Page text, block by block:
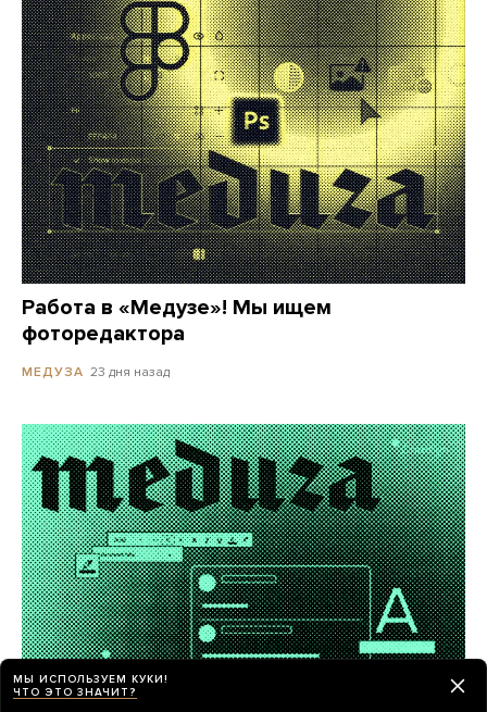
Работа в «Медузе»! Мы ищем
фоторедактора
МЕДУЗА 23 дня назад
МЫ ИСПОЛЬЗУЕМ КУКИ!
ЧТО ЭТО ЗНАЧИТ?